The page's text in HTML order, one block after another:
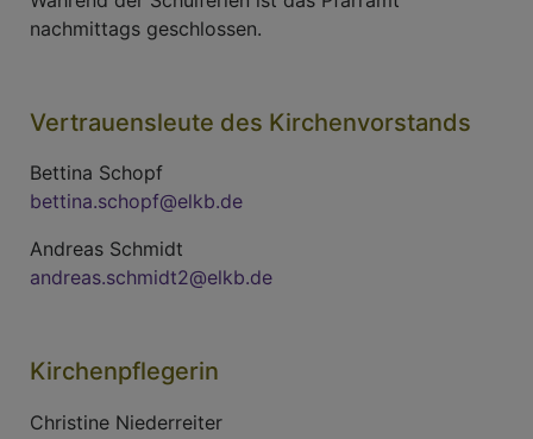
nachmittags geschlossen.
Vertrauensleute des Kirchenvorstands
Bettina Schopf
bettina.schopf@elkb.de
Andreas Schmidt
andreas.schmidt2@elkb.de
Kirchenpflegerin
Christine Niederreiter